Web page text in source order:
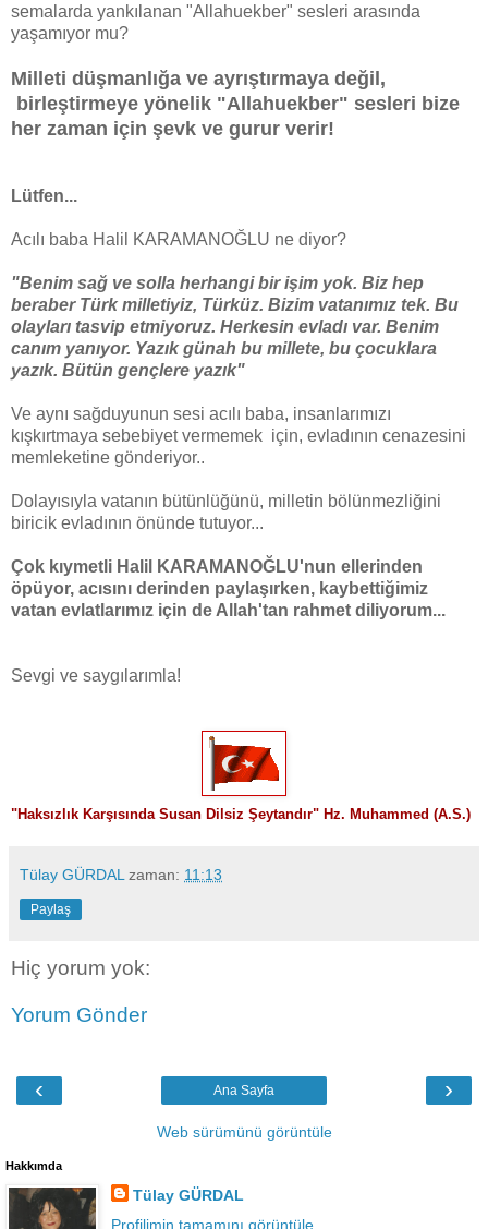
semalarda yankılanan "Allahuekber" sesleri arasında
yaşamıyor mu?
Milleti düşmanlığa ve ayrıştırmaya değil,
birleştirmeye yönelik "Allahuekber" sesleri bize
her zaman için şevk ve gurur verir!
Lütfen...
Acılı baba Halil KARAMANOĞLU ne diyor?
"Benim sağ ve solla herhangi bir işim yok. Biz hep
beraber Türk milletiyiz, Türküz. Bizim vatanımız tek. Bu
olayları tasvip etmiyoruz. Herkesin evladı var. Benim
canım yanıyor. Yazık günah bu millete, bu çocuklara
yazık. Bütün gençlere yazık"
Ve aynı sağduyunun sesi acılı baba, insanlarımızı
kışkırtmaya sebebiyet vermemek için, evladının cenazesini
memleketine gönderiyor..
Dolayısıyla vatanın bütünlüğünü, milletin bölünmezliğini
biricik evladının önünde tutuyor...
Çok kıymetli Halil KARAMANOĞLU'nun ellerinden
öpüyor, acısını derinden paylaşırken, kaybettiğimiz
vatan evlatlarımız için de Allah'tan rahmet diliyorum...
Sevgi ve saygılarımla!
"Haksızlık Karşısında Susan Dilsiz Şeytandır" Hz. Muhammed (A.S.)
Tülay GÜRDAL zaman: 11:13
Paylaş
Hiç yorum yok:
Yorum Gönder
‹ ›
Ana Sayfa
Web sürümünü görüntüle
Hakkımda
Tülay GÜRDAL
Profilimin tamamını görüntüle